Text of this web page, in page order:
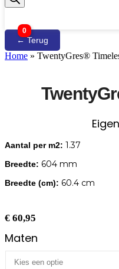
0
← Terug
Home » TwentyGres®
Aantal per m2: 1.37
Breedte: 604 mm
Breedte (cm): 60.4 cm
€ 60,95
Maten